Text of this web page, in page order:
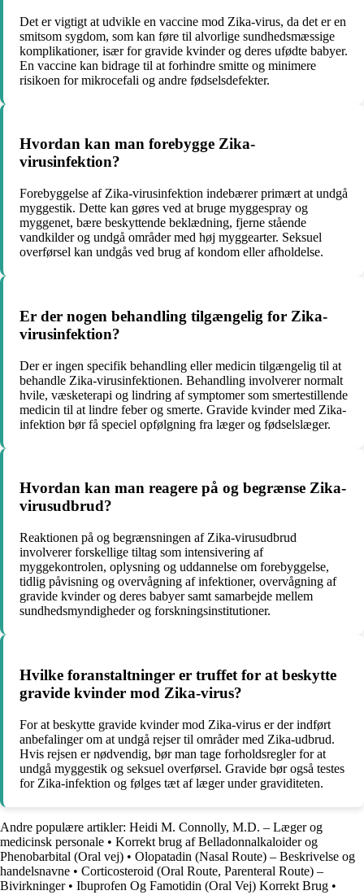
Det er vigtigt at udvikle en vaccine mod Zika-virus, da det er en
smitsom sygdom, som kan føre til alvorlige sundhedsmæssige
komplikationer, især for gravide kvinder og deres ufødte babyer.
En vaccine kan bidrage til at forhindre smitte og minimere
risikoen for mikrocefali og andre fødselsdefekter.
Hvordan kan man forebygge Zika-
virusinfektion?
Forebyggelse af Zika-virusinfektion indebærer primært at undgå
myggestik. Dette kan gøres ved at bruge myggespray og
myggenet, bære beskyttende beklædning, fjerne stående
vandkilder og undgå områder med høj myggearter. Seksuel
overførsel kan undgås ved brug af kondom eller afholdelse.
Er der nogen behandling tilgængelig for Zika-
virusinfektion?
Der er ingen specifik behandling eller medicin tilgængelig til at
behandle Zika-virusinfektionen. Behandling involverer normalt
hvile, væsketerapi og lindring af symptomer som smertestillende
medicin til at lindre feber og smerte. Gravide kvinder med Zika-
infektion bør få speciel opfølgning fra læger og fødselslæger.
Hvordan kan man reagere på og begrænse Zika-
virusudbrud?
Reaktionen på og begrænsningen af Zika-virusudbrud
involverer forskellige tiltag som intensivering af
myggekontrolen, oplysning og uddannelse om forebyggelse,
tidlig påvisning og overvågning af infektioner, overvågning af
gravide kvinder og deres babyer samt samarbejde mellem
sundhedsmyndigheder og forskningsinstitutioner.
Hvilke foranstaltninger er truffet for at beskytte
gravide kvinder mod Zika-virus?
For at beskytte gravide kvinder mod Zika-virus er der indført
anbefalinger om at undgå rejser til områder med Zika-udbrud.
Hvis rejsen er nødvendig, bør man tage forholdsregler for at
undgå myggestik og seksuel overførsel. Gravide bør også testes
for Zika-infektion og følges tæt af læger under graviditeten.
Andre populære artikler: Heidi M. Connolly, M.D. – Læger og
medicinsk personale • Korrekt brug af Belladonnalkaloider og
Phenobarbital (Oral vej) • Olopatadin (Nasal Route) – Beskrivelse og
handelsnavne • Corticosteroid (Oral Route, Parenteral Route) –
Bivirkninger• Ibuprofen Og Famotidin (Oral Vej) Korrekt Brug •